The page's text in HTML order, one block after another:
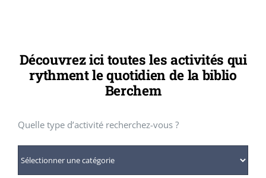
Découvrez ici toutes les activités qui
rythment le quotidien de la biblio
Berchem
Quelle type d’activité recherchez-vous ?